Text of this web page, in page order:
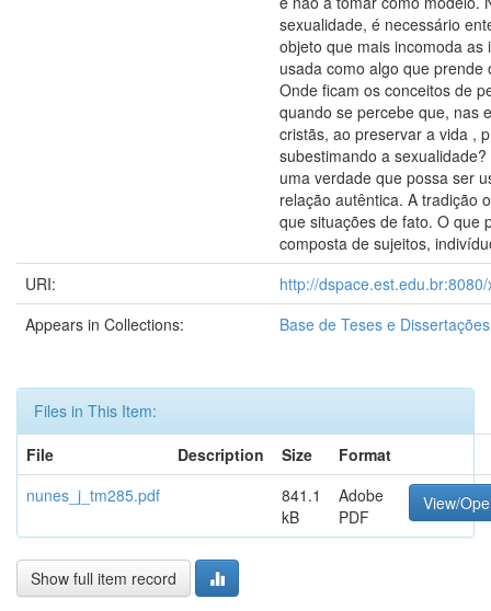
sexualidade, é necessário
objeto que mais incomoda as
usada como algo que
Onde ficam os conceitos de
quando se percebe que, nas
cristãs, ao preservar a vida ,
subestimando a
uma verdade que possa ser
relação autêntica. A tradição
que situações de fato. O que
composta de sujeitos,
URI:
http://
Appears in Collections:
Base de Teses e
Files in This Item:
File
Description Size
Format
nunes_j_tm285.pdf
841.1
kB
Adobe
PDF
View/
Show full item record